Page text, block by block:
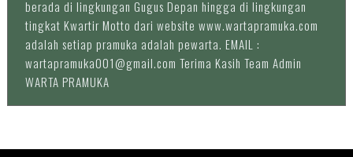
berada di lingkungan Gugus Depan hingga di lingkungan
tingkat Kwartir Motto dari website www.wartapramuka.com
adalah setiap pramuka adalah pewarta. EMAIL :
wartapramuka001@gmail.com Terima Kasih Team Admin
WARTA PRAMUKA